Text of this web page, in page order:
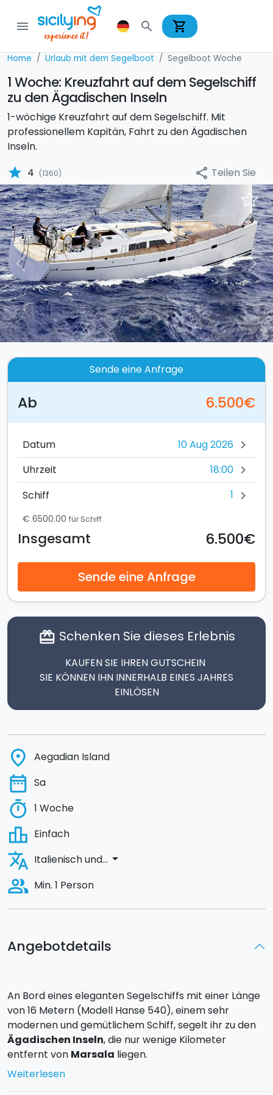
menu search shopping_cart
Home Urlaub mit dem Segelboot Segelboot Woche
1 Woche: Kreuzfahrt auf dem Segelschiff
zu den Ägadischen Inseln
1-wöchige Kreuzfahrt auf dem Segelschiff. Mit
professionellem Kapitän, Fahrt zu den Ägadischen
Inseln.
star 4 (1360) share Teilen Sie
Previous Next
Angebotdetails
An Bord eines eleganten Segelschiffs mit einer Länge
von 16 Metern (Modell Hanse 540), einem sehr
modernen und gemütlichem Schiff, segelt ihr zu den
Ägadischen Inseln, die nur wenige Kilometer
entfernt von Marsala liegen.
DerKapitän
Weiterlesen
Sende eine Anfrage
Ab 6.500€
Datum chevron_right
Uhrzeit 18:00 chevron_right
Schiff 1 chevron_right
€ 6500.00 für Schiff
Insgesamt 6.500€
Sende eine Anfrage
card_giftcard Schenken Sie dieses Erlebnis
KAUFEN SIE IHREN GUTSCHEIN
SIE KÖNNEN IHN INNERHALB EINES JAHRES
EINLÖSEN
place Aegadian Island
date_range Sa
timer 1 Woche
leaderboard Einfach
translate Italienisch und... arrow_drop_down
people_alt Min. 1 Person